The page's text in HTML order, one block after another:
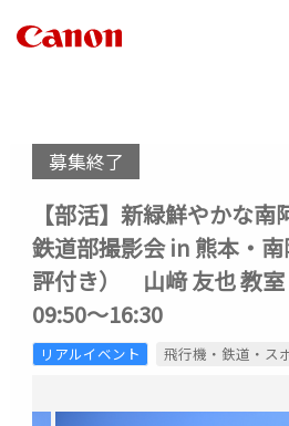
募集終了
【部活】新緑鮮やかな南
鉄道部撮影会 in 熊本・
評付き） 山﨑 友也 教
09:50～16:30
リアルイベント 飛行機・鉄道・ス